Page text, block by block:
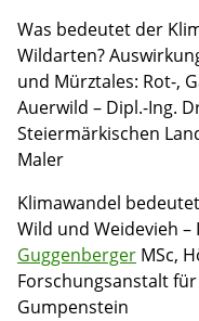
Was bedeutet der
Wildarten?
und Mürztales: Rot-,
Auerwild – Dipl.-Ing.
Steiermärkischen
Maler
Klimawandel
Wild und Weidevieh –
Guggenberger MSc,
Forschungsanstalt
Gumpenstein